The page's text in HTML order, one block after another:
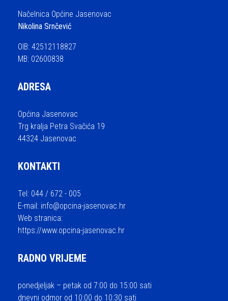
Načelnica Općine Jasenovac
Nikolina Srnčević
OIB: 42512118827
MB: 02600838
ADRESA
Općina Jasenovac
Trg kralja Petra Svačića 19
44324 Jasenovac
KONTAKTI
Tel: 044 / 672 - 005
E-mail: info@opcina-jasenovac.hr
Web stranica:
https://www.opcina-jasenovac.hr
RADNO VRIJEME
ponedjeljak – petak od 7:00 do 15:00 sati
dnevni odmor od 10:00 do 10:30 sati